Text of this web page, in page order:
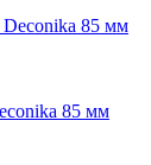
85 мм